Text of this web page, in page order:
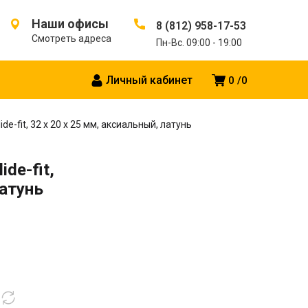
Наши офисы
Смотреть адреса
8 (812) 958-17-53
Пн-Вс. 09:00 - 19:00
0 0
Личный кабинет
fit, 32 х 20 х 25 мм, аксиальный, латунь
fit,